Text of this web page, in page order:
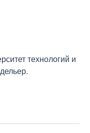
технологий и